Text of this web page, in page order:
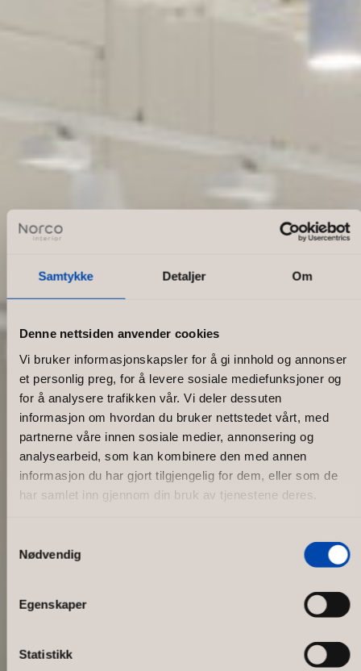
Samtykke Detaljer Om
Denne nettsiden anvender cookies
Vi bruker informasjonskapsler for å gi innhold og annonser
et personlig preg, for å levere sosiale mediefunksjoner og
for å analysere trafikken vår. Vi deler dessuten
informasjon om hvordan du bruker nettstedet vårt, med
partnerne våre innen sosiale medier, annonsering og
analysearbeid, som kan kombinere den med annen
informasjon du har gjort tilgjengelig for dem, eller som de
har samlet inn gjennom din bruk av tjenestene deres.
Nødvendig
Egenskaper
Statistikk
MM Sports Mall of Scandinavia